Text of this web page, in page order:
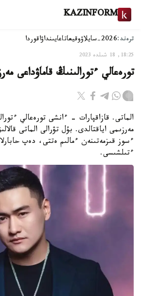
KAZINFORM
ترەند:2026-سايلاۋ وقيعاتاعايىنداۋاقوردا
18:25, 18 شىلدە 2023
تورەعالي ءتورالىنىڭ قاماۋداعى
الماتى. قازاقپارات - ءانشى تورەعالي
مەرزىمى اياقتالدى. بۇل تۋرالى الماتى
ءسوز قىزمەتىنەن ءمالىم ەتتى، دەپ
ءتىلشىسى.